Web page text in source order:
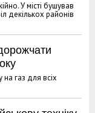
У місті бушував
декількох районів
на газ для всіх